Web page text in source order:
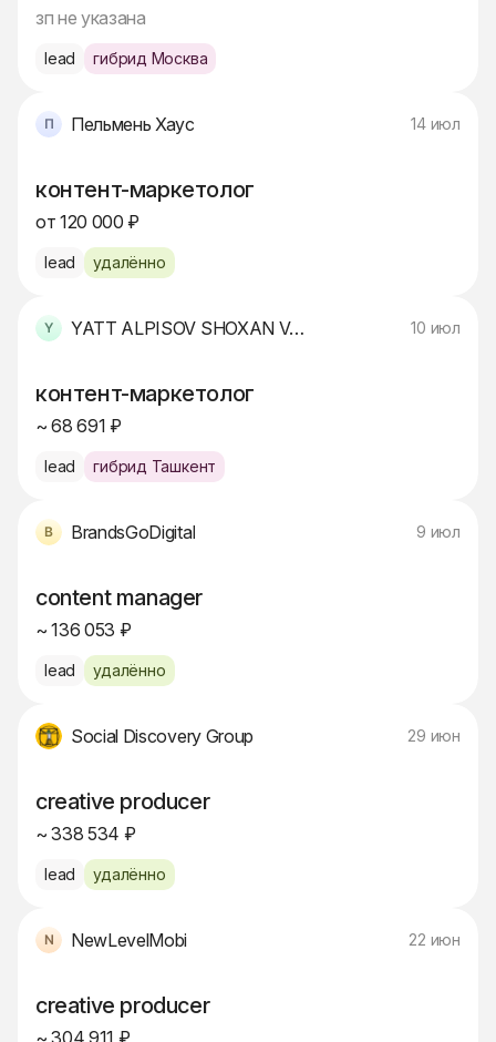
зп не указана
lead гибрид Москва
Пельмень Хаус 14 июл
контент-маркетолог
от 120 000 ₽
lead удалённо
YATT ALPISOV SHOXAN VALIXANOVICH 10 июл
контент-маркетолог
~ 68 691 ₽
lead гибрид Ташкент
BrandsGoDigital 9 июл
content manager
~ 136 053 ₽
lead удалённо
Social Discovery Group 29 июн
creative producer
~ 338 534 ₽
lead удалённо
NewLevelMobi 22 июн
creative producer
~ 304 911 ₽